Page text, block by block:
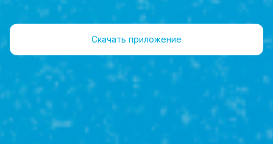
Главная
Услуги
Продажа
недвижимости
Скачать приложение